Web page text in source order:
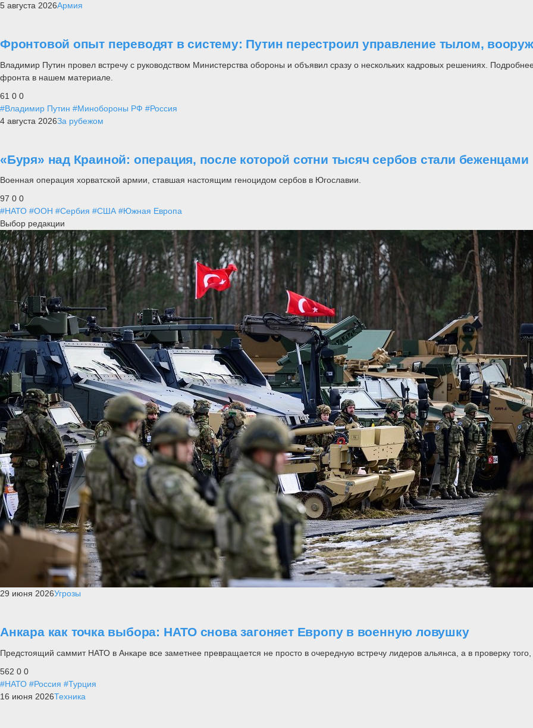
5 августа 2026Армия
Фронтовой опыт переводят в систему: Путин перестроил управление тылом,
Владимир Путин провел встречу с руководством Министерства обороны и объявил сразу о нескольких кадровых решениях.
фронта в нашем материале.
61 0 0
#Владимир Путин #Минобороны РФ #Россия
4 августа 2026За рубежом
«Буря» над Краиной: операция, после которой сотни тысяч сербов стали беженцами
Военная операция хорватской армии, ставшая настоящим геноцидом сербов в Югославии.
97 0 0
#НАТО #ООН #Сербия #США #Южная Европа
Выбор редакции
29 июня 2026Угрозы
Анкара как точка выбора: НАТО снова загоняет Европу в военную ловушку
Предстоящий саммит НАТО в Анкаре все заметнее превращается не просто в очередную встречу лидеров альянса, а в проверку
562 0 0
#НАТО #Россия #Турция
16 июня 2026Техника